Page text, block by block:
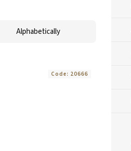
Alphabetically
Code: 20666